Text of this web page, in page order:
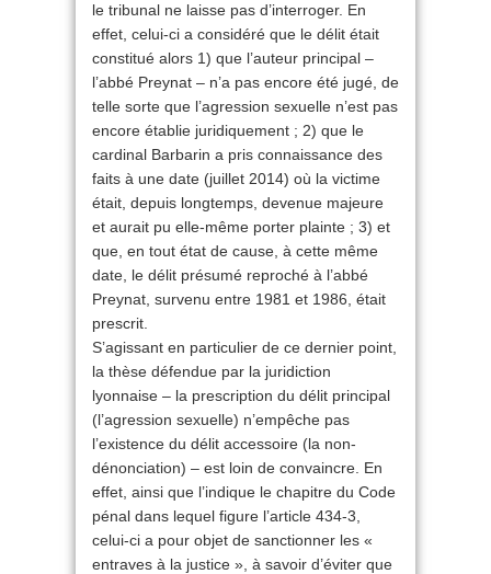
le tribunal ne laisse pas d’interroger. En
effet, celui-ci a considéré que le délit était
constitué alors 1) que l’auteur principal –
l’abbé Preynat – n’a pas encore été jugé, de
telle sorte que l’agression sexuelle n’est pas
encore établie juridiquement ; 2) que le
cardinal Barbarin a pris connaissance des
faits à une date (juillet 2014) où la victime
était, depuis longtemps, devenue majeure
et aurait pu elle-même porter plainte ; 3) et
que, en tout état de cause, à cette même
date, le délit présumé reproché à l’abbé
Preynat, survenu entre 1981 et 1986, était
prescrit.
S’agissant en particulier de ce dernier point,
la thèse défendue par la juridiction
lyonnaise – la prescription du délit principal
(l’agression sexuelle) n’empêche pas
l’existence du délit accessoire (la non-
dénonciation) – est loin de convaincre. En
effet, ainsi que l’indique le chapitre du Code
pénal dans lequel figure l’article 434-3,
celui-ci a pour objet de sanctionner les «
entraves à la justice », à savoir d’éviter que